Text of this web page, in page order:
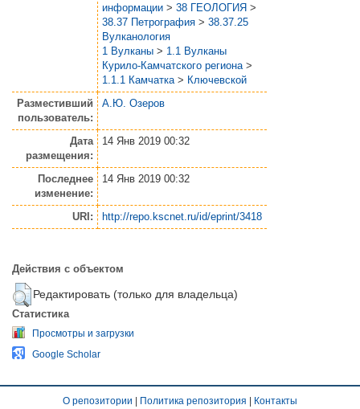
информации > 38 ГЕОЛОГИЯ >
38.37 Петрография > 38.37.25
Вулканология
1 Вулканы > 1.1 Вулканы
Курило-Камчатского региона >
1.1.1 Камчатка > Ключевской
Разместивший
пользователь:
А.Ю. Озеров
Дата
размещения:
14 Янв 2019 00:32
Последнее
изменение:
14 Янв 2019 00:32
URI: http://repo.kscnet.ru/id/eprint/3418
Действия с объектом
Редактировать (только для владельца)
Статистика
Просмотры и загрузки
Google Scholar
О репозитории | Политика репозитория | Контакты